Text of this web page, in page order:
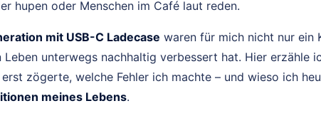
hupen oder Menschen im Café laut reden.
mit USB-C Ladecase waren für mich nicht nur ein
Leben unterwegs nachhaltig verbessert hat. Hier erzähle
zögerte, welche Fehler ich machte – und wieso ich
meines Lebens.